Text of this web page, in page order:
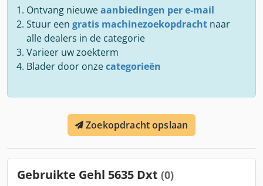
Ontvang nieuweaanbiedingen per e-mail
Stuur een gratis machinezoekopdracht naar
alle dealers in de categorie
Varieer uw zoekterm
Blader door onzecategorieën
Zoekopdracht opslaan
Gebruikte Gehl 5635 Dxt (0)